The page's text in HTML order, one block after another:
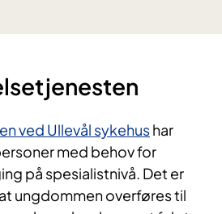
ved Ullevål sykehushar
med behov for
på spesialistnivå. Det er
ungdommen overføres til